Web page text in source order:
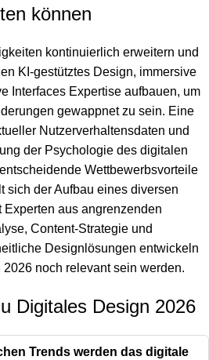
können
kontinuierlich erweitern und
KI-gestütztes Design, immersive
Interfaces Expertise aufbauen, um
gewappnet zu sein. Eine
Nutzerverhaltensdaten und
der Psychologie des digitalen
Wettbewerbsvorteile
sich der Aufbau eines diversen
aus angrenzenden
Content-Strategie und
Designlösungen entwickeln
noch relevant sein werden.
Digitales Design 2026
Trends werden das digitale